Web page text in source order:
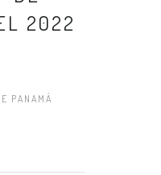
2022
PANAMÁ